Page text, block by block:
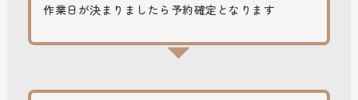
作業日が決まりましたら予約確定となります